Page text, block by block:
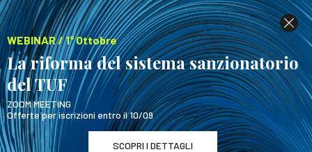
WEBINAR / 1° Ottobre
La riforma del sistema sanzionatorio
del TUF
ZOOM MEETING
Offerte per iscrizioni entro il 10/09
SCOPRI I DETTAGLI